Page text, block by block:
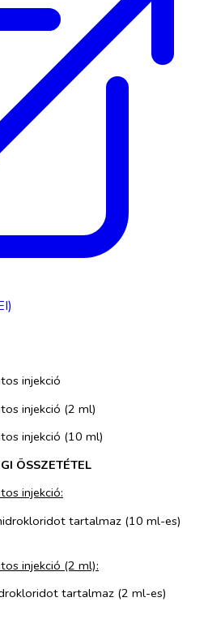
injekció
injekció (2 ml)
injekció (10 ml)
ÖSSZETÉTEL
injekció:
tartalmaz (10 ml-es)
injekció (2 ml):
tartalmaz (2 ml-es)